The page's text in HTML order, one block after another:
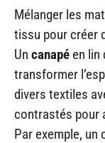
Mélanger les
tissu pour créer
Un canapé en lin
transformer
divers textiles
contrastés pour
Par exemple,